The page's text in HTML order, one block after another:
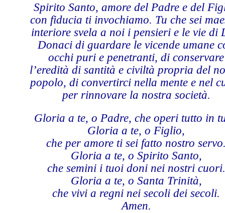
Spirito Santo, amore del Padre e del
con fiducia ti invochiamo. Tu che sei
interiore svela a noi i pensieri e le vie di
Donaci di guardare le vicende umane
occhi puri e penetranti, di conservare
l’eredità di santità e civiltà propria del
popolo, di convertirci nella mente e nel
per rinnovare la nostra società.
Gloria a te, o Padre, che operi tutto in
Gloria a te, o Figlio,
che per amore ti sei fatto nostro
Gloria a te, o Spirito Santo,
che semini i tuoi doni nei nostri cuori.
Gloria a te, o Santa Trinità,
che vivi a regni nei secoli dei secoli.
Amen.